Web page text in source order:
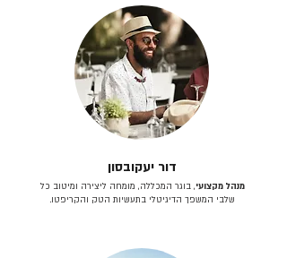
דור יעקובסון
מנהל מקצועי, בוגר המכללה, מומחה ליצירה ומיטוב כל
שלבי המשפך הדיגיטלי בתעשיות הטק והקריפטו.